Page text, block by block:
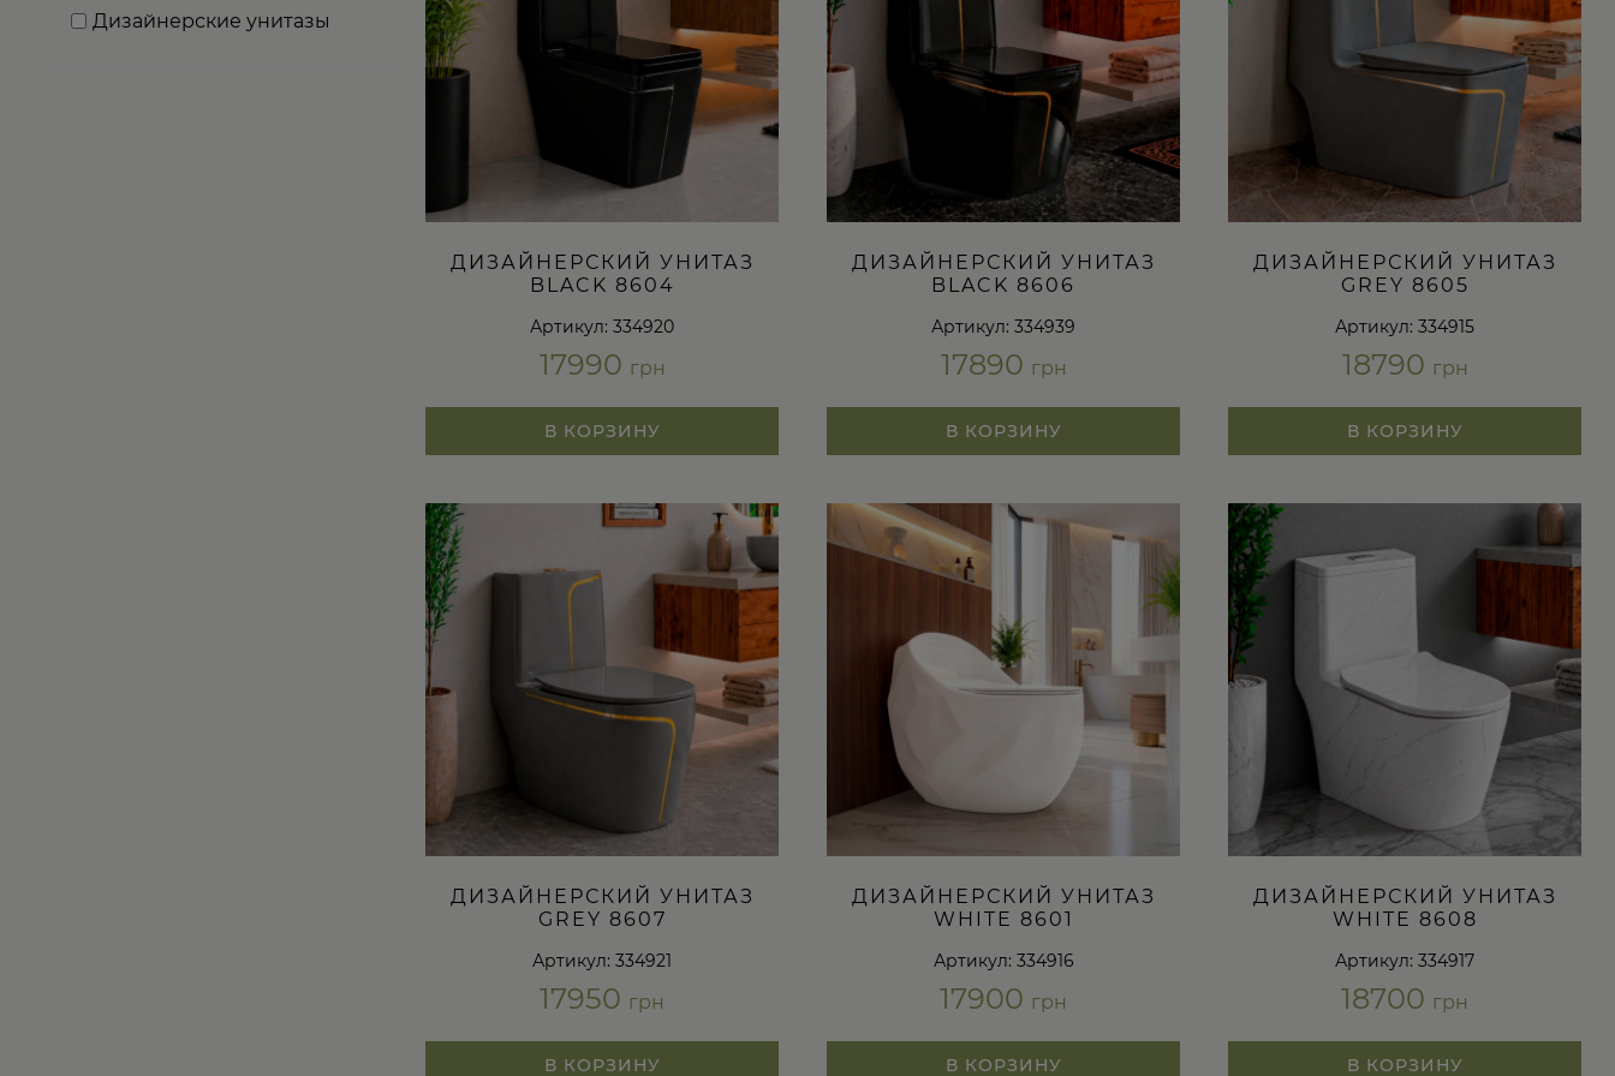
Дизайнерские унитазы
ДИЗАЙНЕРСКИЙ УНИТАЗ
BLACK 8604
Артикул: 334920
17990 грн
В КОРЗИНУ
ДИЗАЙНЕРСКИЙ УНИТАЗ
BLACK 8606
Артикул: 334939
17890 грн
В КОРЗИНУ
ДИЗАЙНЕРСКИЙ УНИТАЗ
GREY 8605
Артикул: 334915
18790 грн
В КОРЗИНУ
ДИЗАЙНЕРСКИЙ УНИТАЗ
GREY 8607
Артикул: 334921
17950 грн
В КОРЗИНУ
ДИЗАЙНЕРСКИЙ УНИТАЗ
WHITE 8601
Артикул: 334916
17900 грн
В КОРЗИНУ
ДИЗАЙНЕРСКИЙ УНИТАЗ
WHITE 8608
Артикул: 334917
18700 грн
В КОРЗИНУ